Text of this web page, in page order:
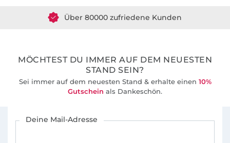
Über 80000 zufriedene Kunden
MÖCHTEST DU IMMER AUF DEM NEUESTEN
STAND SEIN?
Sei immer auf dem neuesten Stand & erhalte einen 10%
Gutschein als Dankeschön.
Deine Mail-Adresse